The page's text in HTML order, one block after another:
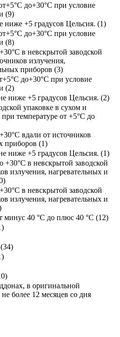
до+30°С при условие
(9)
ниже +5 градусов Цельсия. (1)
до+30°С при условие
(8)
в невскрытой заводской
излучения,
приборов (3)
до+30°С при условие
(2)
ниже +5 градусов Цельсия. (2)
упаковке в сухом и
температуре от +5°С до
вдали от источников
приборов (1)
ниже +5 градусов Цельсия. (1)
+30°С в невскрытой заводской
излучения, нагревательных и
в невскрытой заводской
излучения, нагревательных и
минус 40 °С до плюс 40 °С (12)
в оригинальной
более 12 месяцев со дня